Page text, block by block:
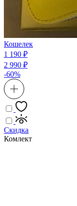
Кошелек
1 190 ₽
2 990 ₽
-60%
Скидка
Комлект